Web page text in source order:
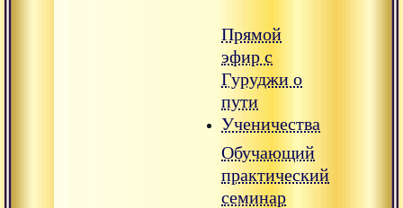
Прямой
эфир с
Гуруджи о
пути
Ученичества
Обучающий
практический
семинар